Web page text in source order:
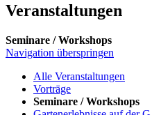
Veranstaltungen
Seminare / Workshops
Navigation überspringen
Alle Veranstaltungen
Vorträge
Seminare / Workshops